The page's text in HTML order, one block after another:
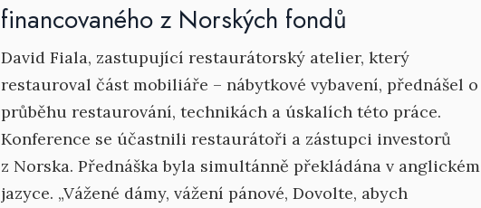
financovaného z Norských fondů
David Fiala, zastupující restaurátorský atelier, který
restauroval část mobiliáře – nábytkové vybavení, přednášel o
průběhu restaurování, technikách a úskalích této práce.
Konference se účastnili restaurátoři a zástupci investorů
z Norska. Přednáška byla simultánně překládána v anglickém
jazyce. „Vážené dámy, vážení pánové, Dovolte, abych